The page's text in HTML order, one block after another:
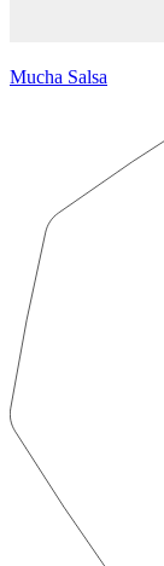
Mucha Salsa